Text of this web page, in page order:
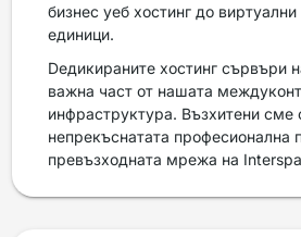
бизнес уеб хостинг до
единици.
Dедикираните хостинг сървъри
важна част от нашата
инфраструктура. Възхитени сме
непрекъснатата професионална
превъзходната мрежа на